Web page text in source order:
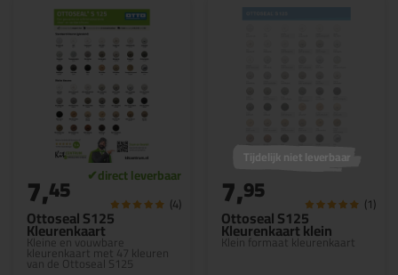
Ottoseal S125
Kleurenkaart
Kleine en vouwbare
kleurenkaart met 47 kleuren
van de Ottoseal S125
7,45 (4)
Ottoseal S125
Kleurenkaart klein
Klein formaat kleurenkaart
Tijdelijk niet leverbaar
7,95 (1)